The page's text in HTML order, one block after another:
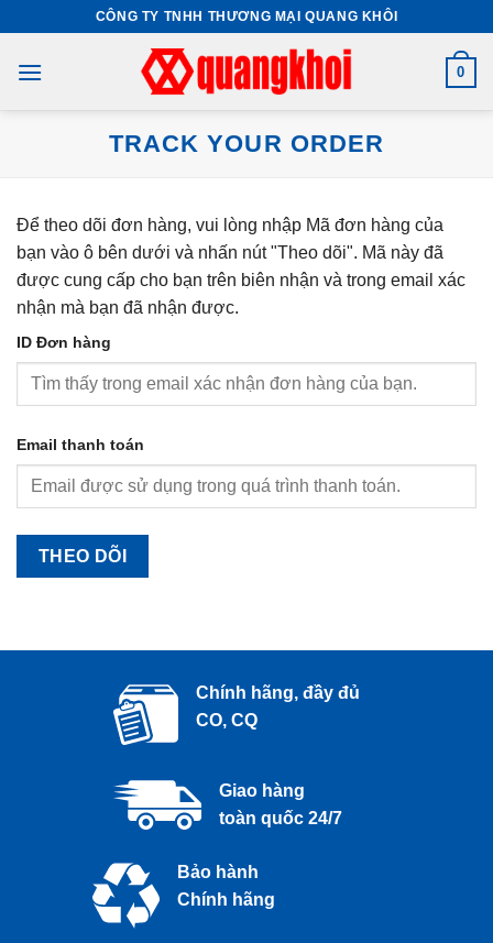
content
CÔNG TY TNHH THƯƠNG MẠI QUANG KHÔI
0
TRACK YOUR ORDER
Để theo dõi đơn hàng, vui lòng nhập Mã đơn hàng của
bạn vào ô bên dưới và nhấn nút "Theo dõi". Mã này đã
được cung cấp cho bạn trên biên nhận và trong email xác
nhận mà bạn đã nhận được.
ID Đơn hàng
Email thanh toán
THEO DÕI
Chính hãng, đầy đủ
CO, CQ
Giao hàng
toàn quốc 24/7
Bảo hành
Chính hãng